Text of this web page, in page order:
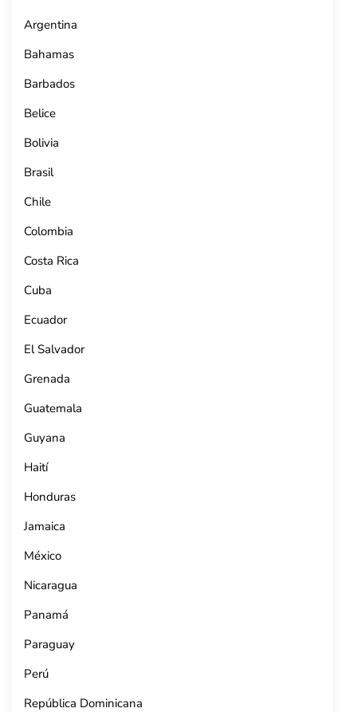
Argentina
Bahamas
Barbados
Belice
Bolivia
Brasil
Chile
Colombia
Costa Rica
Cuba
Ecuador
El Salvador
Grenada
Guatemala
Guyana
Haití
Honduras
Jamaica
México
Nicaragua
Panamá
Paraguay
Perú
República Dominicana